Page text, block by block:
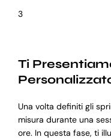
3
Ti
Una volta definiti gli
misura durante una
ore. In questa fase, ti